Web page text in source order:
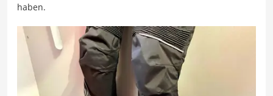
haben.